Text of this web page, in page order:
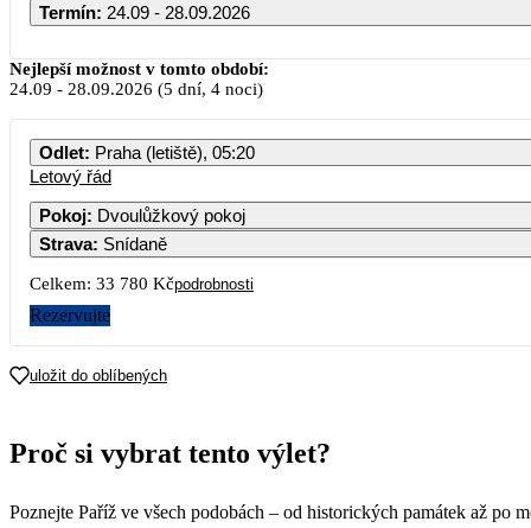
Termín: 24.09 - 28.09.2026
Nejlepší možnost v tomto období:
24.09 - 28.09.2026 (5 dní, 4 noci)
Odlet: Praha (letiště), 05:20
Letový řád
Pokoj: Dvoulůžkový pokoj
Strava: Snídaně
Celkem: 33 780 Kčpodrobnosti
Rezervujte
uložit do oblíbených
Proč si vybrat tento výlet?
Poznejte Paříž ve všech podobách – od historických památek až po